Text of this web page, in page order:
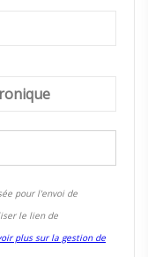
pour l'envoi de
le lien de
plus sur la gestion de